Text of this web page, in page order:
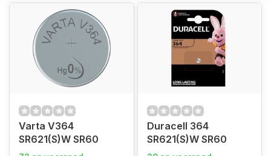
Varta V364
SR621(S)W SR60
Duracell 364
SR621(S)W SR60